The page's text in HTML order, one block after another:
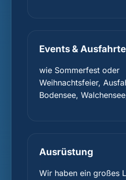
Events &
wie Sommerfest oder
Weihnachtsfeier,
Bodensee,
Ausrüstung
Wir haben ein großes